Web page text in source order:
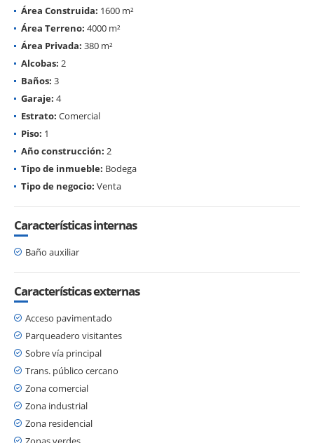
Área Construida: 1600 m²
Área Terreno: 4000 m²
Área Privada: 380 m²
Alcobas: 2
Baños: 3
Garaje: 4
Estrato: Comercial
Piso: 1
Año construcción: 2
Tipo de inmueble: Bodega
Tipo de negocio: Venta
Características internas
Baño auxiliar
Características externas
Acceso pavimentado
Parqueadero visitantes
Sobre vía principal
Trans. público cercano
Zona comercial
Zona industrial
Zona residencial